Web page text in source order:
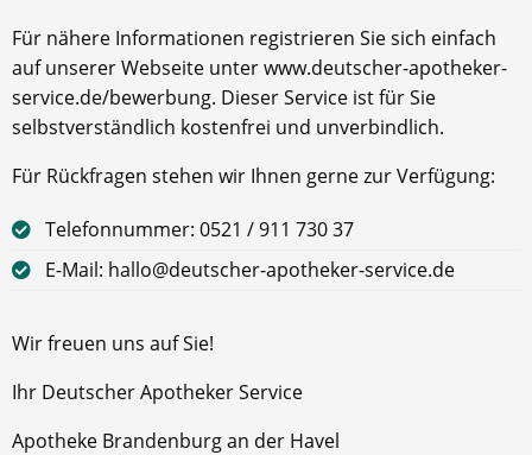
Für nähere Informationen registrieren Sie sich einfach
auf unserer Webseite unter www.deutscher-apotheker-
service.de/bewerbung. Dieser Service ist für Sie
selbstverständlich kostenfrei und unverbindlich.
Für Rückfragen stehen wir Ihnen gerne zur Verfügung:
Telefonnummer: 0521 / 911 730 37
E-Mail: hallo@deutscher-apotheker-service.de
Wir freuen uns auf Sie!
Ihr Deutscher Apotheker Service
Apotheke Brandenburg an der Havel